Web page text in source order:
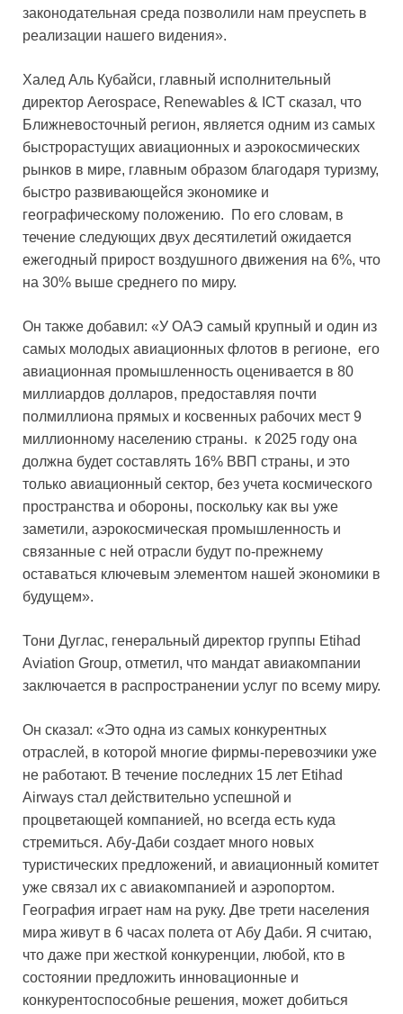
законодательная среда позволили нам преуспеть в
реализации нашего видения».
Халед Аль Кубайси, главный исполнительный
директор Aerospace, Renewables & ICT сказал, что
Ближневосточный регион, является одним из самых
быстрорастущих авиационных и аэрокосмических
рынков в мире, главным образом благодаря туризму,
быстро развивающейся экономике и
географическому положению. По его словам, в
течение следующих двух десятилетий ожидается
ежегодный прирост воздушного движения на 6%, что
на 30% выше среднего по миру.
Он также добавил: «У ОАЭ самый крупный и один из
самых молодых авиационных флотов в регионе, его
авиационная промышленность оценивается в 80
миллиардов долларов, предоставляя почти
полмиллиона прямых и косвенных рабочих мест 9
миллионному населению страны. к 2025 году она
должна будет составлять 16% ВВП страны, и это
только авиационный сектор, без учета космического
пространства и обороны, поскольку как вы уже
заметили, аэрокосмическая промышленность и
связанные с ней отрасли будут по-прежнему
оставаться ключевым элементом нашей экономики в
будущем».
Тони Дуглас, генеральный директор группы Etihad
Aviation Group, отметил, что мандат авиакомпании
заключается в распространении услуг по всему миру.
Он сказал: «Это одна из самых конкурентных
отраслей, в которой многие фирмы-перевозчики уже
не работают. В течение последних 15 лет Etihad
Airways стал действительно успешной и
процветающей компанией, но всегда есть куда
стремиться. Абу-Даби создает много новых
туристических предложений, и авиационный комитет
уже связал их с авиакомпанией и аэропортом.
География играет нам на руку. Две трети населения
мира живут в 6 часах полета от Абу Даби. Я считаю,
что даже при жесткой конкуренции, любой, кто в
состоянии предложить инновационные и
конкурентоспособные решения, может добиться